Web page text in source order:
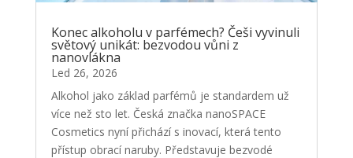
Konec alkoholu v parfémech? Češi vyvinuli
světový unikát: bezvodou vůni z
nanovlákna
Led 26, 2026
Alkohol jako základ parfémů je standardem už
více než sto let. Česká značka nanoSPACE
Cosmetics nyní přichází s inovací, která tento
přístup obrací naruby. Představuje bezvodé